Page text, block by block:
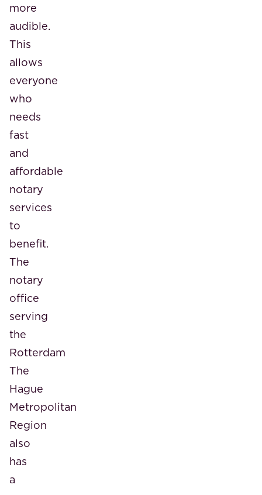
more
audible.
This
allows
everyone
who
needs
fast
and
affordable
notary
services
to
benefit.
The
notary
office
serving
the
Rotterdam
The
Hague
Metropolitan
Region
also
has
a